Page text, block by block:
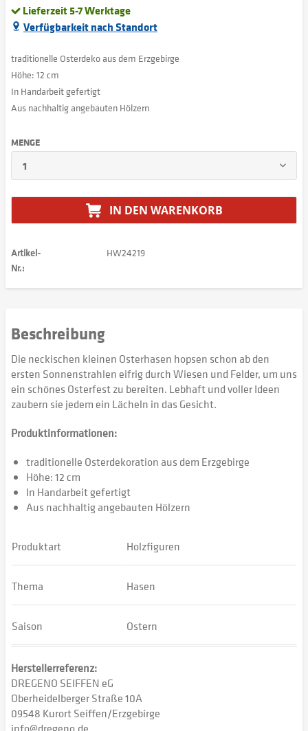
Lieferzeit 5-7 Werktage
Verfügbarkeit nach Standort
traditionelle Osterdeko aus dem Erzgebirge
Höhe: 12 cm
In Handarbeit gefertigt
Aus nachhaltig angebauten Hölzern
MENGE
IN DEN WARENKORB
Artikel-
Nr.:
HW24219
Beschreibung
Die neckischen kleinen Osterhasen hopsen schon ab den
ersten Sonnenstrahlen eifrig durch Wiesen und Felder, um uns
ein schönes Osterfest zu bereiten. Lebhaft und voller Ideen
zaubern sie jedem ein Lächeln in das Gesicht.
Produktinformationen:
traditionelle Osterdekoration aus dem Erzgebirge
Höhe: 12 cm
In Handarbeit gefertigt
Aus nachhaltig angebauten Hölzern
Produktart Holzfiguren
Thema Hasen
Saison Ostern
Herstellerreferenz:
DREGENO SEIFFEN eG
Oberheidelberger Straße 10A
09548 Kurort Seiffen/Erzgebirge